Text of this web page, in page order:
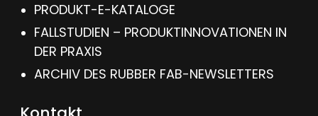
PRODUKT-E-KATALOGE
FALLSTUDIEN – PRODUKTINNOVATIONEN IN
DER PRAXIS
ARCHIV DES RUBBER FAB-NEWSLETTERS